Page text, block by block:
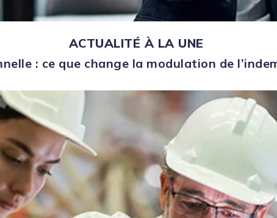
ACTUALITÉ À LA UNE
: ce que change la modulation de